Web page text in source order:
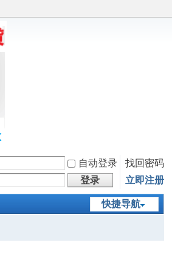
自动登录
找回密码
登录 立即注册
快捷导航